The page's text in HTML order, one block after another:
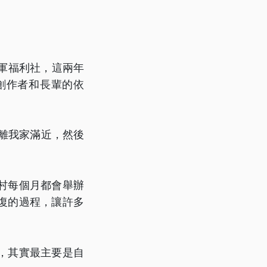
福利社，這兩年
作者和長輩的依
我家滿近，然後
每個月都會舉辦
的過程，讓許多
其實最主要是自